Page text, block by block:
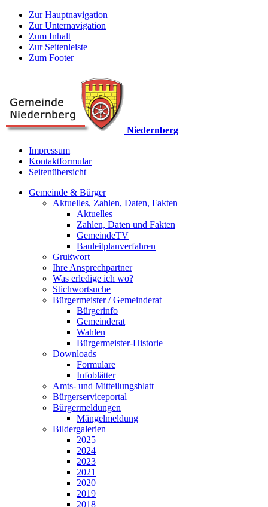
Zur Hauptnavigation
Zur Unternavigation
Zum Inhalt
Zur Seitenleiste
Zum Footer
Niedernberg
Impressum
Kontaktformular
Seitenübersicht
Gemeinde & Bürger
Aktuelles, Zahlen, Daten, Fakten
Aktuelles
Zahlen, Daten und Fakten
GemeindeTV
Bauleitplanverfahren
Grußwort
Ihre Ansprechpartner
Was erledige ich wo?
Stichwortsuche
Bürgermeister / Gemeinderat
Bürgerinfo
Gemeinderat
Wahlen
Bürgermeister-Historie
Downloads
Formulare
Infoblätter
Amts- und Mitteilungsblatt
Bürgerserviceportal
Bürgermeldungen
Mängelmeldung
Bildergalerien
2025
2024
2023
2021
2020
2019
2018